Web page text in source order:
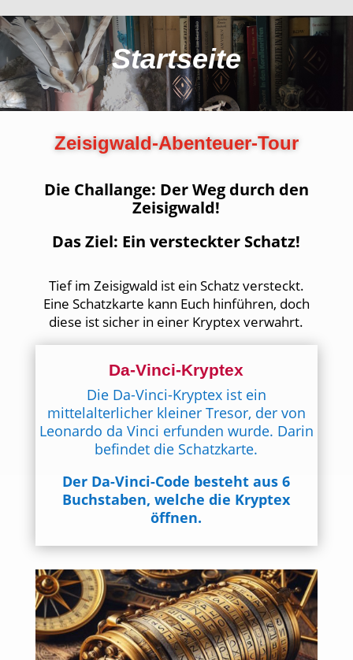
Startseite
Zeisigwald-Abenteuer-Tour
Die Challange: Der Weg durch den
Zeisigwald!
Das Ziel: Ein versteckter Schatz!
Tief im Zeisigwald ist ein Schatz versteckt.
Eine Schatzkarte kann Euch hinführen, doch
diese ist sicher in einer Kryptex verwahrt.
Da-Vinci-Kryptex
Die Da-Vinci-Kryptex ist ein
mittelalterlicher kleiner Tresor, der von
Leonardo da Vinci erfunden wurde. Darin
befindet die Schatzkarte.
Der Da-Vinci-Code besteht aus 6
Buchstaben, welche die Kryptex
öffnen.